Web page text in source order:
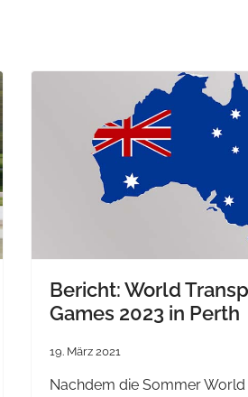
Bericht: World
Games 2023 in Perth
19. März 2021
Nachdem die Sommer